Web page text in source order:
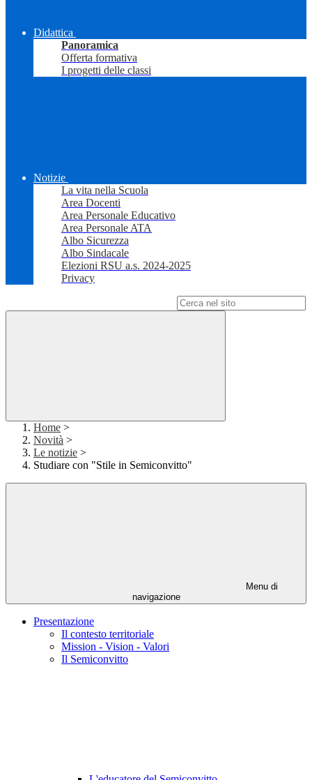
Didattica
Panoramica
Offerta formativa
I progetti delle classi
Notizie
La vita nella Scuola
Area Docenti
Area Personale Educativo
Area Personale ATA
Albo Sicurezza
Albo Sindacale
Elezioni RSU a.s. 2024-2025
Privacy
Home >
Novità >
Le notizie >
Studiare con "Stile in Semiconvitto"
Menu di
navigazione
Presentazione
Il contesto territoriale
Mission - Vision - Valori
Il Semiconvitto